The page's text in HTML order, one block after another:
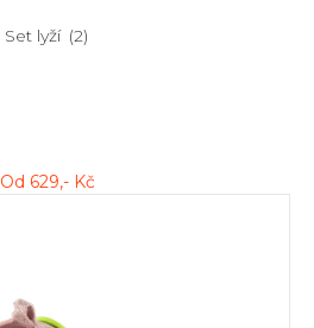
Set lyží (2)
Od 629,- Kč